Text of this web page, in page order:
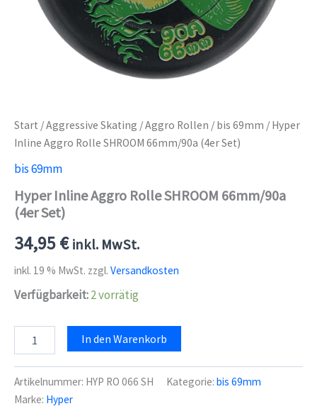
Start /Aggressive Skating /Aggro Rollen / bis 69mm / Hyper
Inline Aggro Rolle SHROOM 66mm/90a (4er Set)
bis 69mm
Hyper Inline Aggro Rolle SHROOM 66mm/90a
(4er Set)
34,95€ inkl. MwSt.
inkl. 19 % MwSt. zzgl. Versandkosten
Verfügbarkeit:2 vorrätig
Inline
Rolle
SHROOM
66mm/90a
In den Warenkorb
Artikelnummer: HYP RO 066 SH Kategorie: bis 69mm
Marke: Hyper